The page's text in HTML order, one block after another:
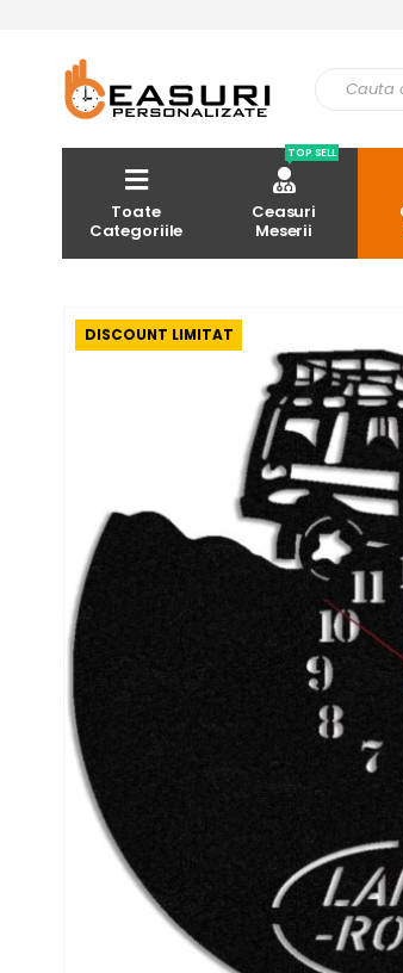
Toate
Categoriile
Ceasuri
Meserii
TOP SELL
DISCOUNT LIMITAT